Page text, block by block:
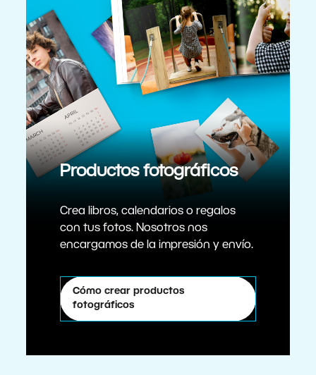
Productos fotográficos
Crea libros, calendarios o regalos
con tus fotos. Nosotros nos
encargamos de la impresión y envío.
Cómo crear productos
fotográficos